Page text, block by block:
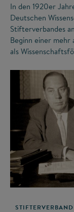
In den 1920er
Deutschen
Stifterverbandes
Beginn einer mehr
als
STIFTERVERBAND